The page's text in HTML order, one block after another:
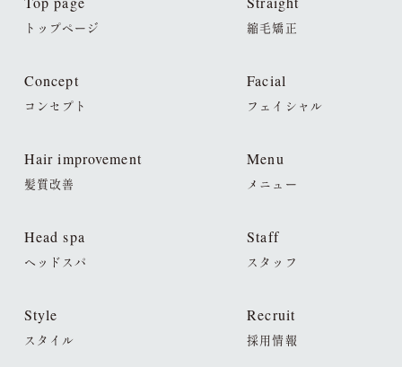
トップページ
Concept
コンセプト
Hair improvement
髪質改善
Head spa
ヘッドスパ
縮毛矯正
Facial
フェイシャル
Menu
メニュー
Staff
スタッフ
Style
スタイル
Recruit
採用情報